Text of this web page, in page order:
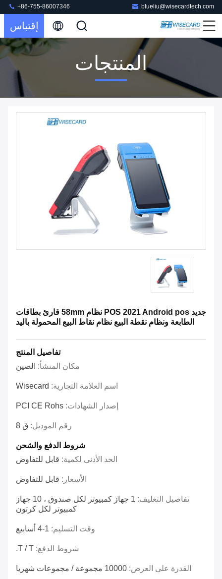
blueliu@wisecardtech.com
+86-755-86007346
إقتباس
المنتجات
جديد POS 2021 Android pos نظام 58mm قارئ بطاقات
الطابعة ونظام نقطة البيع نظام نقاط البيع المحمولة باليد
تفاصيل المنتج
مكان المنشأ: الصين
اسم العلامة التجارية: Wisecard
إصدار الشهادات: PCI CE Rohs
رقم الموديل: ق 8
شروط الدفع والشحن
الحد الأدنى لكمية: قابل للتفاوض
الأسعار: قابل للتفاوض
تفاصيل التغليف:
1 جهاز كمبيوتر لكل صندوق ، 10 جهاز
كمبيوتر لكل كرتون
وقت التسليم: 1-4 أسابيع
شروط الدفع: T / T.
القدرة على العرض: 10000 مجموعة / مجموعات شهريا